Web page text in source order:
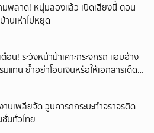
พลาด! หนุ่มลองแล้ว เปิดเสียงนี้ ตอน
านเห่าไม่หยุด
อน! ระวังหน้าม้าเคาะกระจกรถ แอบอ้าง
มแทน ย้ำอย่าโอนเงินหรือให้เอกสารเด็ด
านเพลียจัด วูบคารถกระบะทำจราจรติด
นทั่วไทย